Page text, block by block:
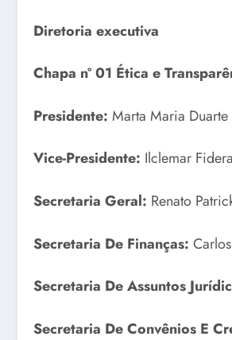
Diretoria executiva
Chapa nº 01 Ética e
Presidente: Marta Maria
Vice-Presidente: Ilclemar
Secretaria Geral: Renato
Secretaria De Finanças:
Secretaria De Assuntos
Secretaria De Convênios E